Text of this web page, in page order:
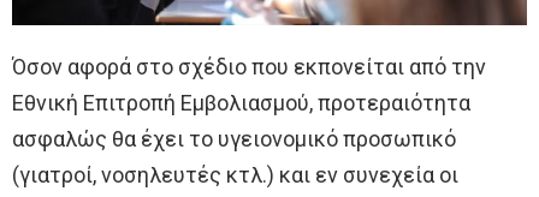
Όσον αφορά στο σχέδιο που εκπονείται από την
Εθνική Επιτροπή Εμβολιασμού, προτεραιότητα
ασφαλώς θα έχει το υγειονομικό προσωπικό
(γιατροί, νοσηλευτές κτλ.) και εν συνεχεία οι